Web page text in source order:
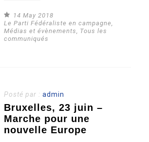
14 May 2018
Le Parti Fédéraliste en campagne
Médias et évènements
Tous les
communiqués
Posté par :admin
Bruxelles, 23 juin –
Marche pour une
nouvelle Europe